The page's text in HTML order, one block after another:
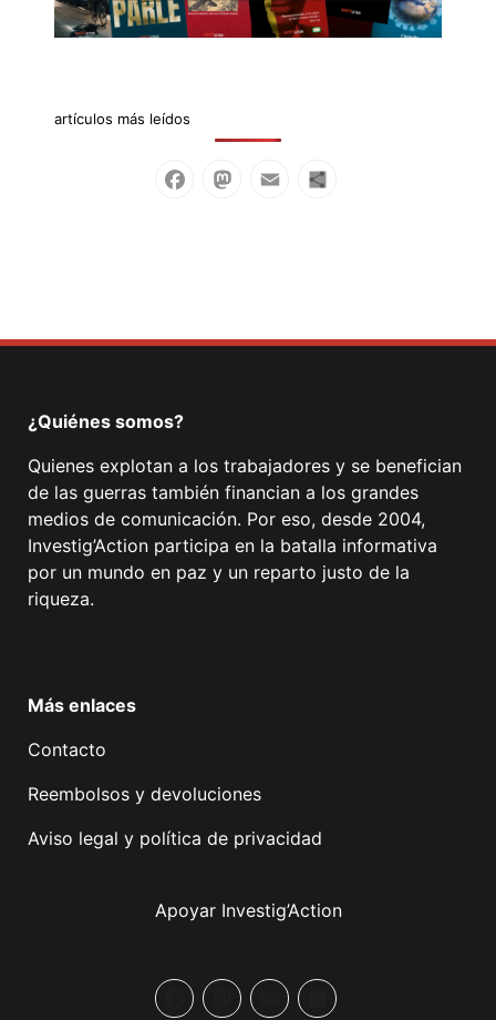
artículos más leídos
¿Quiénes somos?
Quienes explotan a los trabajadores y se benefician
de las guerras también financian a los grandes
medios de comunicación. Por eso, desde 2004,
Investig’Action participa en la batalla informativa
por un mundo en paz y un reparto justo de la
riqueza.
Más enlaces
Contacto
Reembolsos y devoluciones
Aviso legal y política de privacidad
Apoyar Investig’Action